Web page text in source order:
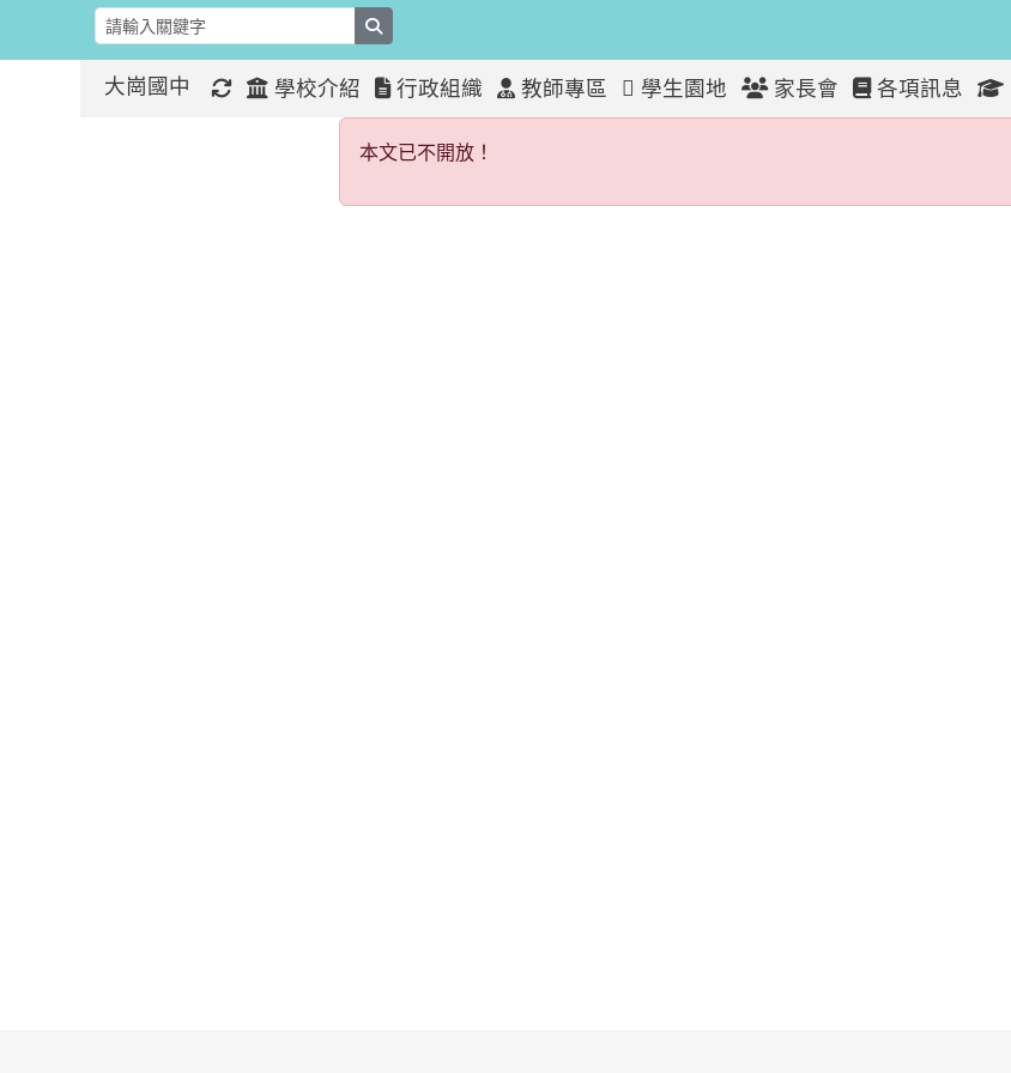
大崗國中 學校介紹 行政組織 教師專區 學生園地 家長會 各項訊息
:::本文已不開放！
本文已不開放！